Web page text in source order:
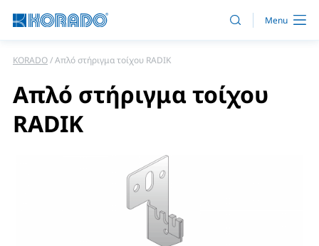
KORADO Απλό στήριγμα τοίχου RADIK
Απλό στήριγμα τοίχου
RADIK